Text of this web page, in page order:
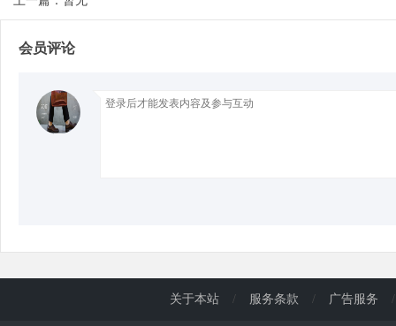
会员评论
关于本站 / 服务条款 / 广告服务 /